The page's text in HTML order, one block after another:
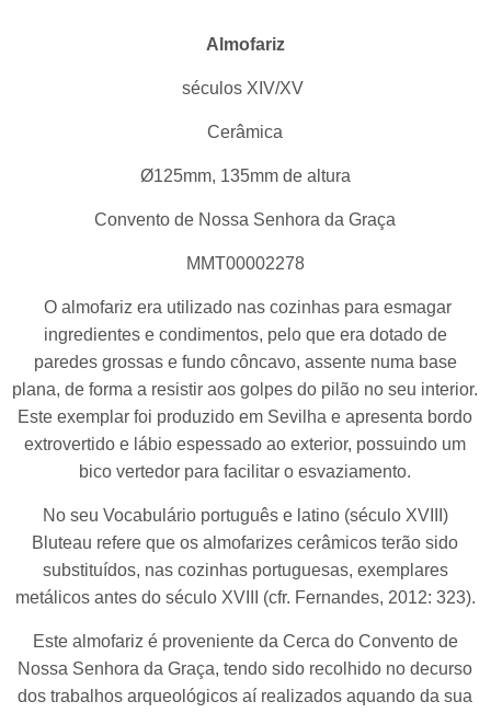
Almofariz
séculos XIV/XV
Cerâmica
Ø125mm, 135mm de altura
Convento de Nossa Senhora da Graça
MMT00002278
O almofariz era utilizado nas cozinhas para esmagar
ingredientes e condimentos, pelo que era dotado de
paredes grossas e fundo côncavo, assente numa base
plana, de forma a resistir aos golpes do pilão no seu interior.
Este exemplar foi produzido em Sevilha e apresenta bordo
extrovertido e lábio espessado ao exterior, possuindo um
bico vertedor para facilitar o esvaziamento.
No seu Vocabulário português e latino (século XVIII)
Bluteau refere que os almofarizes cerâmicos terão sido
substituídos, nas cozinhas portuguesas, exemplares
metálicos antes do século XVIII (cfr. Fernandes, 2012: 323).
Este almofariz é proveniente da Cerca do Convento de
Nossa Senhora da Graça, tendo sido recolhido no decurso
dos trabalhos arqueológicos aí realizados aquando da sua